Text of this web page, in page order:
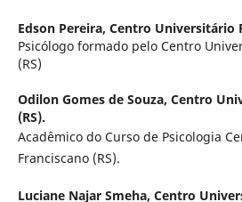
Edson Pereira, Centro Universitário
Psicólogo formado pelo Centro
(RS)
Odilon Gomes de Souza, Centro
(RS).
Acadêmico do Curso de Psicologia
Franciscano (RS).
Luciane Najar Smeha, Centro